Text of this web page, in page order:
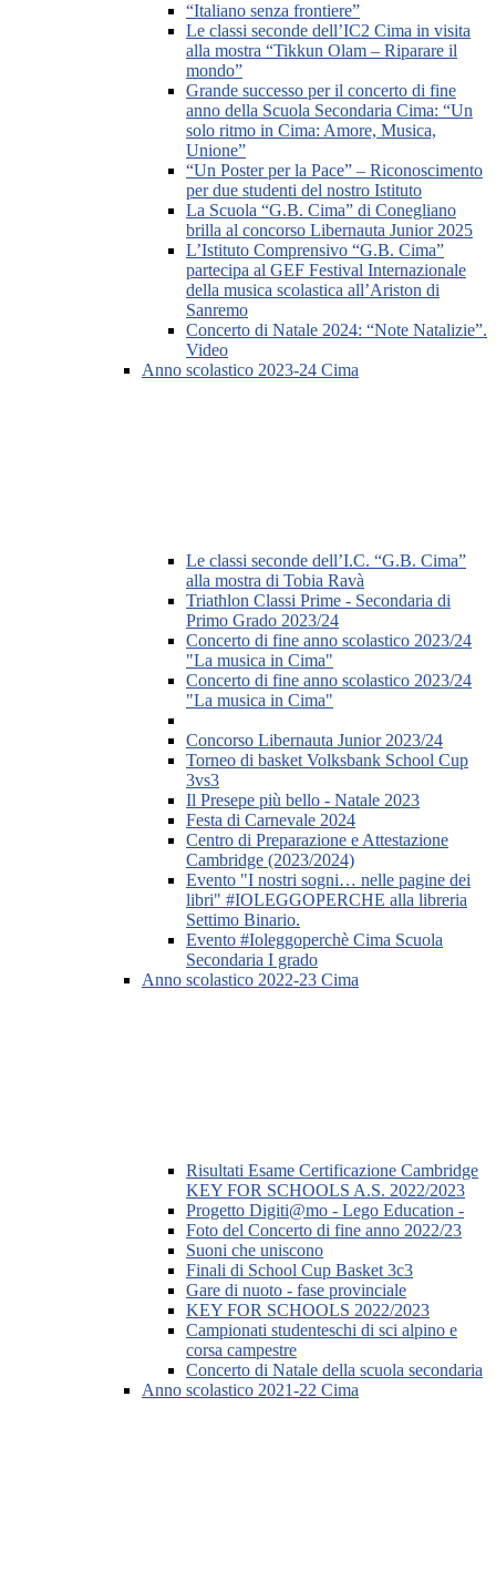
“Italiano senza frontiere”
Le classi seconde dell’IC2 Cima in visita
alla mostra “Tikkun Olam – Riparare il
mondo”
Grande successo per il concerto di fine
anno della Scuola Secondaria Cima: “Un
solo ritmo in Cima: Amore, Musica,
Unione”
“Un Poster per la Pace” – Riconoscimento
per due studenti del nostro Istituto
La Scuola “G.B. Cima” di Conegliano
brilla al concorso Libernauta Junior 2025
L’Istituto Comprensivo “G.B. Cima”
partecipa al GEF Festival Internazionale
della musica scolastica all’Ariston di
Sanremo
Concerto di Natale 2024: “Note Natalizie”.
Video
Anno scolastico 2023-24 Cima
Le classi seconde dell’I.C. “G.B. Cima”
alla mostra di Tobia Ravà
Triathlon Classi Prime - Secondaria di
Primo Grado 2023/24
Concerto di fine anno scolastico 2023/24
"La musica in Cima"
Concerto di fine anno scolastico 2023/24
"La musica in Cima"
Concorso Libernauta Junior 2023/24
Torneo di basket Volksbank School Cup
3vs3
Il Presepe più bello - Natale 2023
Festa di Carnevale 2024
Centro di Preparazione e Attestazione
Cambridge (2023/2024)
Evento "I nostri sogni… nelle pagine dei
libri" #IOLEGGOPERCHE alla libreria
Settimo Binario.
Evento #Ioleggoperchè Cima Scuola
Secondaria I grado
Anno scolastico 2022-23 Cima
Risultati Esame Certificazione Cambridge
KEY FOR SCHOOLS A.S. 2022/2023
Progetto Digiti@mo - Lego Education -
Foto del Concerto di fine anno 2022/23
Suoni che uniscono
Finali di School Cup Basket 3c3
Gare di nuoto - fase provinciale
KEY FOR SCHOOLS 2022/2023
Campionati studenteschi di sci alpino e
corsa campestre
Concerto di Natale della scuola secondaria
Anno scolastico 2021-22 Cima